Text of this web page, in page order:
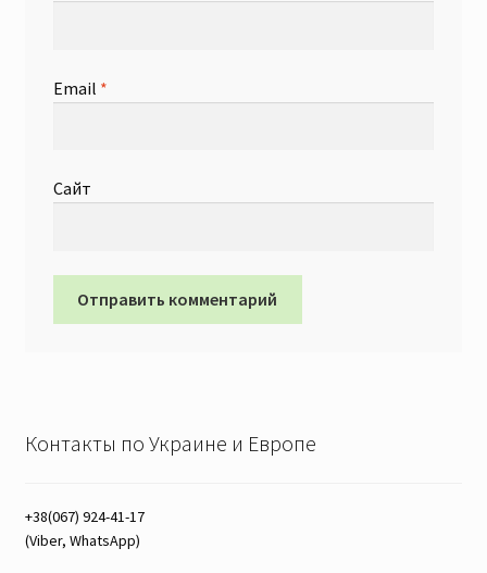
Email *
Сайт
Контакты по Украине и Европе
+38(067) 924-41-17
(Viber, WhatsApp)